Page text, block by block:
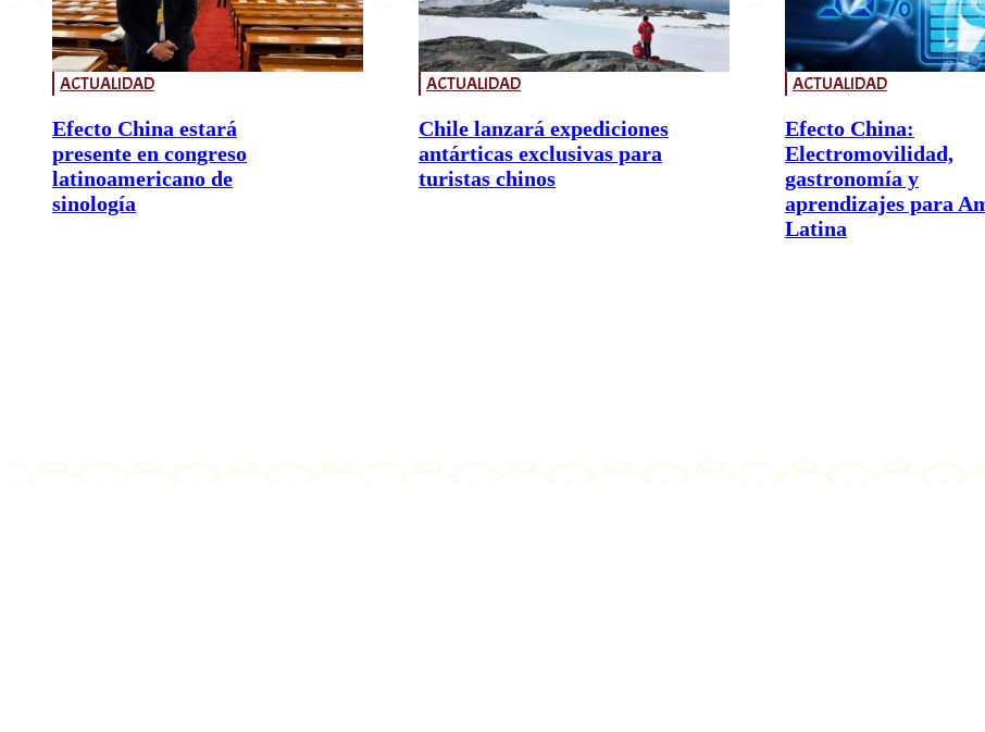
ACTUALIDAD
Efecto China estará
presente en congreso
latinoamericano de
sinología
ACTUALIDAD
Chile lanzará expediciones
antárticas exclusivas para
turistas chinos
ACTUALIDAD
Efecto China:
Electromovilidad,
gastronomía y
aprendizajes para
Latina